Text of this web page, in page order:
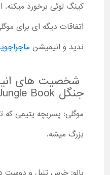
کینگ لوئی برخورد میکنه.
اتفاقات دیگه ای برای
ندید و انیمیشن
شخصیت های
جنگل The Jungle Book
موگلی: پسربچه یتیمی که
بزرگ میشه.